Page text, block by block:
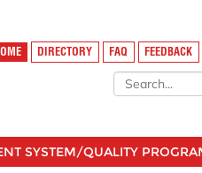
DIRECTORY FAQ FEEDBACK
SYSTEM/QUALITY